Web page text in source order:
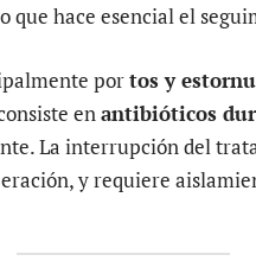
que hace esencial el
portos y
enantibióticos
La interrupción del
y requiere